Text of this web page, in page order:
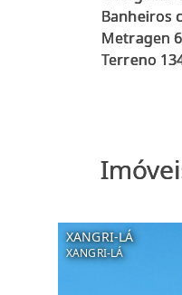
Banheiros
Metragen
XANGRI-LÁ
XANGRI-LÁ